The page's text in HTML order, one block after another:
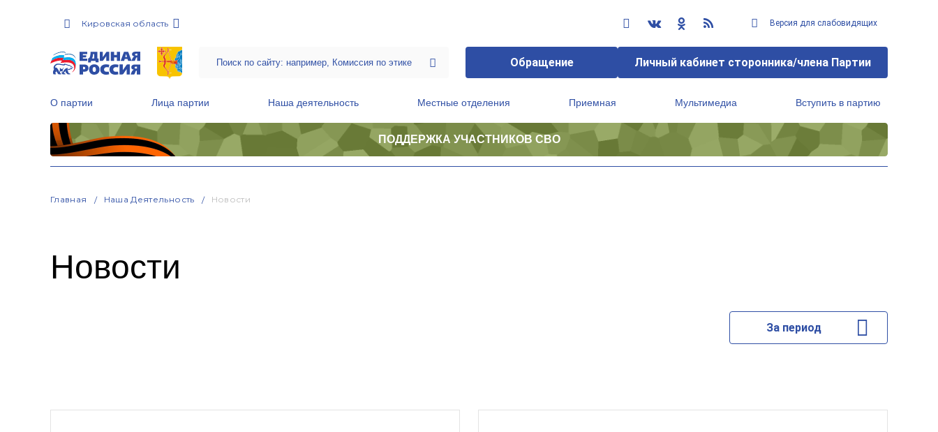
Кировская область Версия для слабовидящих
Обращение Личный кабинет сторонника/члена Партии
О партии Лица партии Наша деятельность Местные отделения Приемная Мультимедиа Вступить в партию
ПОДДЕРЖКА УЧАСТНИКОВ СВО
Главная Наша Деятельность Новости
Новости
За период